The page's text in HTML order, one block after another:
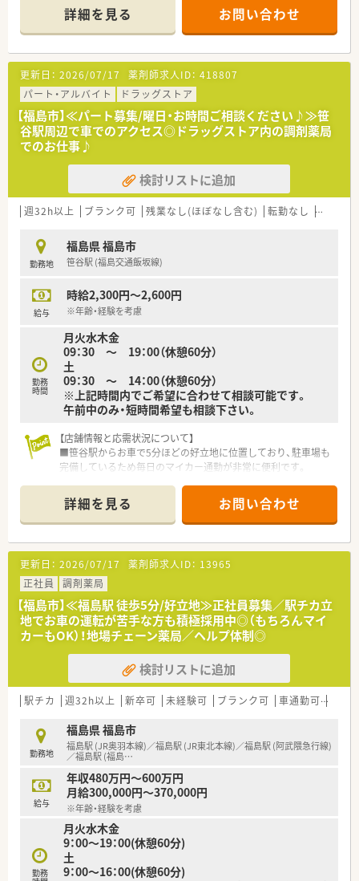
≪こんな店舗です≫
■マンションの1階に店舗はございます。
■メインの応需元クリニックは道路を挟んだ先にあります。
■駅からも徒歩数分の立地となっています。
■外観からは薬局内部は見えにくい店舗構造です。
≪こんな会社です≫
■全国で340店舗以上を展開する調剤チェーンです。
■在宅医療のパイオニアとして知られ、健康サポートに対する意
識も高い会社です。
■ほとんどの店舗で座り投薬を実践し、患者様に目線を合わせて
投薬を実施しています。
■店舗内にアロマコーナーやサプリメントコーナーを設置し予
防医療にも取り組んでいます。
定資格制度などを導入し積極的に学ぶ環境を整備しています。
■「自宅通勤」「狭域エリア」「広域エリア」「全国コース」とライフ
スタイルに合わせて4つの勤務コースから選択する事が可能で
■コースにより住宅手当、社宅補助制度が整備されており、会社
として手厚くフォローする体制が整っています。
トキャリア（エリア長⇒SV⇒支店長⇒支社長）」と「スペシャリス
トキャリア（専門認定を極めていく）」の2つコースが用意されて
います。
■「育休・育短の取得が100%（一般平均83.6％）」の取得実績があ
り且つ、「復帰率96%（一般平均40％）」と福利厚生面が充実して
おり、子育て世代には非常に働きやすいです。
詳細を見る お問い合わせ
更新日： 2026/07/17 薬剤師求人ID： 418807
パート・アルバイト
ドラッグストア
【福島市】≪パート募集/曜日・お時間ご相談ください♪≫笹
谷駅周辺で車でのアクセス◎ドラッグストア内の調剤薬局
でのお仕事♪
検討リストに追加
週32h以上 ブランク可 残業なし(ほぼなし含む) 転勤なし 車通勤
勤務地
福島県 福島市
笹谷駅 (福島交通飯坂線)
給与
時給2,300円～2,600円
※年齢・経験を考慮
勤務
時間
月火水木金
09：30 ～ 19：00（休憩60分）
土
09：30 ～ 14：00（休憩60分）
※上記時間内でご希望に合わせて相談可能です。
午前中のみ・短時間希望も相談下さい。
【店舗情報と応需状況について】
■笹谷駅からお車で5分ほどの好立地に位置しており、駐車場も
完備しているため毎日のマイカー通勤が非常に便利です。
いた環境の中で多種多様な処方箋を応需する見込みです。
■処方箋は1日10枚ほどを想定していますが、枚数に関わらず常
に薬剤師2名以上を配置する安心の体制を整えています。
【職場環境と雰囲気】
■店舗もまだ新しくきれいです。設備も整っており、チームワー
ク良く安心して働ける環境です。
■現在は全社的に薬剤師の人員体制に余裕があるため、シフトの
調整がしやすくお休みの融通が利きやすい職場環境です。
■子育てにも理解がある環境です。パート薬剤師さんもご活躍
されている働きやすい環境です。
【法人特徴について】
り、今後は調剤併設店を順次拡大していく方針の企業です。
■調剤部門はまだ黎明期にあるため、働く社員の要望や意見が経
営陣に届きやすく非常に風通しが良い点が魅力です。
■会社理念が明確であり、お薬の販売ノルマを課すような押し売
りはせず、本当に良いものを届ける経営を行っています。
詳細を見る お問い合わせ
更新日： 2026/07/17 薬剤師求人ID： 13965
正社員
調剤薬局
【福島市】≪福島駅 徒歩5分/好立地≫正社員募集／駅チカ立
地でお車の運転が苦手な方も積極採用中◎（もちろんマイ
カーもOK）！地場チェーン薬局／ヘルプ体制◎
検討リストに追加
駅チカ 週32h以上 新卒可 未経験可 ブランク可 車通勤可
勤務地
福島県 福島市
福島駅 (JR奥羽本線)／福島駅 (JR東北本線)／福島駅 (阿武隈急行線)
／福島駅 (福島…
給与
年収480万円～600万円
月給300,000円～370,000円
※年齢・経験を考慮
勤務
月火水木金
9：00～19：00(休憩60分)
土
9：00～16：00(休憩60分)